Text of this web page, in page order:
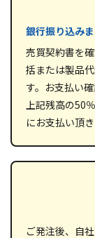
銀行振り込み
売買契約書を
括または製品
す。お支払い
上記残高の50
にお支払い頂き
ご発注後、自